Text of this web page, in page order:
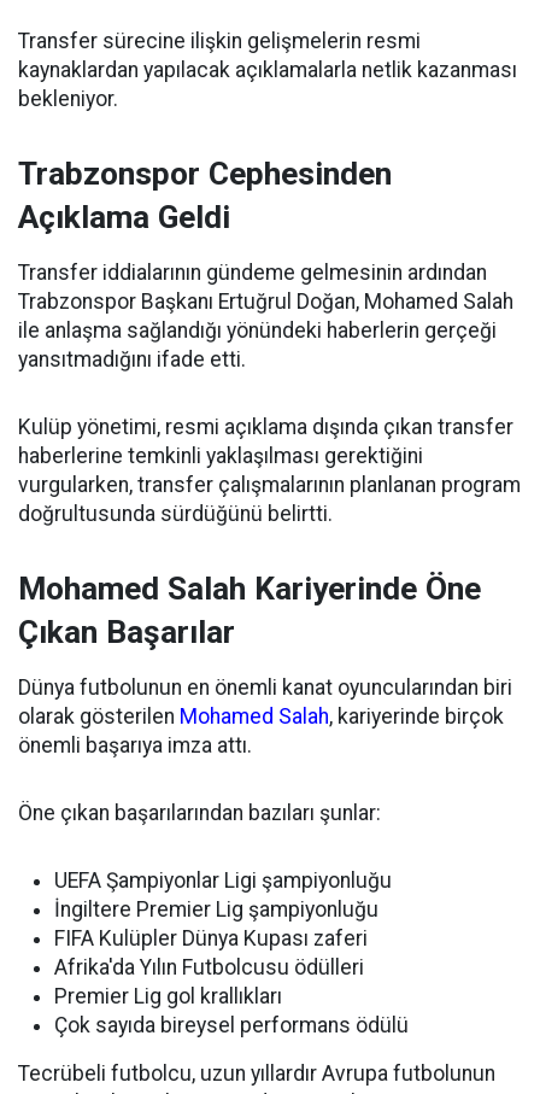
Transfer sürecine ilişkin gelişmelerin resmi
kaynaklardan yapılacak açıklamalarla netlik kazanması
bekleniyor.
Trabzonspor Cephesinden
Açıklama Geldi
Transfer iddialarının gündeme gelmesinin ardından
Trabzonspor Başkanı Ertuğrul Doğan, Mohamed Salah
ile anlaşma sağlandığı yönündeki haberlerin gerçeği
yansıtmadığını ifade etti.
Kulüp yönetimi, resmi açıklama dışında çıkan transfer
haberlerine temkinli yaklaşılması gerektiğini
vurgularken, transfer çalışmalarının planlanan program
doğrultusunda sürdüğünü belirtti.
Mohamed Salah Kariyerinde Öne
Çıkan Başarılar
Dünya futbolunun en önemli kanat oyuncularından biri
olarak gösterilen Mohamed Salah, kariyerinde birçok
önemli başarıya imza attı.
Öne çıkan başarılarından bazıları şunlar:
UEFA Şampiyonlar Ligi şampiyonluğu
İngiltere Premier Lig şampiyonluğu
FIFA Kulüpler Dünya Kupası zaferi
Afrika'da Yılın Futbolcusu ödülleri
Premier Lig gol krallıkları
Çok sayıda bireysel performans ödülü
Tecrübeli futbolcu, uzun yıllardır Avrupa futbolunun